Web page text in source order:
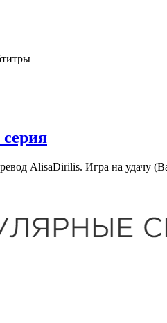
AlisaDirilis. Игра на удачу